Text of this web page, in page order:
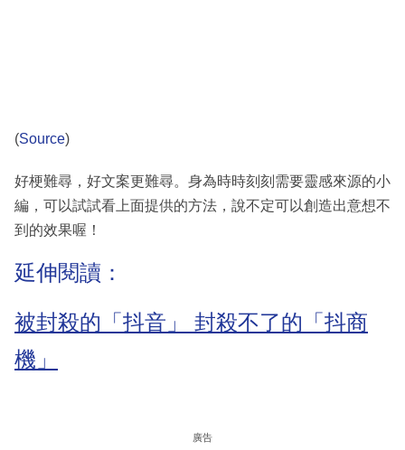
(Source)
好梗難尋，好文案更難尋。身為時時刻刻需要靈感來源的小
編，可以試試看上面提供的方法，說不定可以創造出意想不
到的效果喔！
延伸閱讀：
被封殺的「抖音」 封殺不了的「抖商
機」
廣告